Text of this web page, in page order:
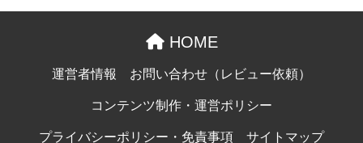
HOME
運営者情報 お問い合わせ（レビュー依頼）
コンテンツ制作・運営ポリシー
プライバシーポリシー・免責事項 サイトマップ